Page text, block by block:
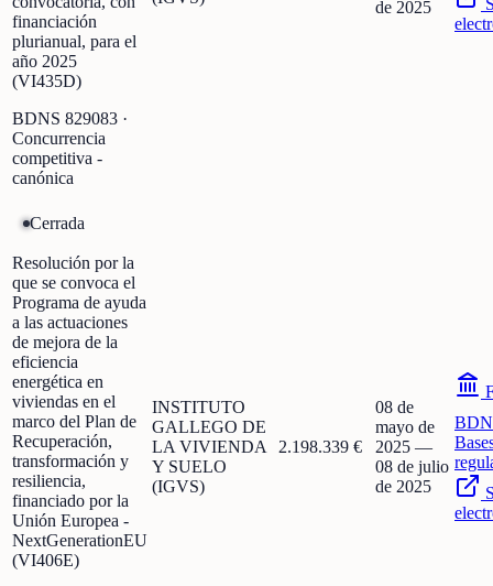
financiación
plurianual, para el
año 2025
(VI435D)
BDNS 829083 ·
Concurrencia
competitiva -
canónica
de 2025
Cerrada
Resolución por la
que se convoca el
Programa de ayuda
a las actuaciones
de mejora de la
eficiencia
energética en
viviendas en el
marco del Plan de
Recuperación,
transformación y
resiliencia,
financiado por la
Unión Europea -
NextGenerationEU
(VI406E)
INSTITUTO
GALLEGO DE
LA VIVIENDA
Y SUELO
(IGVS)
2.198.339 €
08 de
mayo de
2025 —
08 de julio
de 2025